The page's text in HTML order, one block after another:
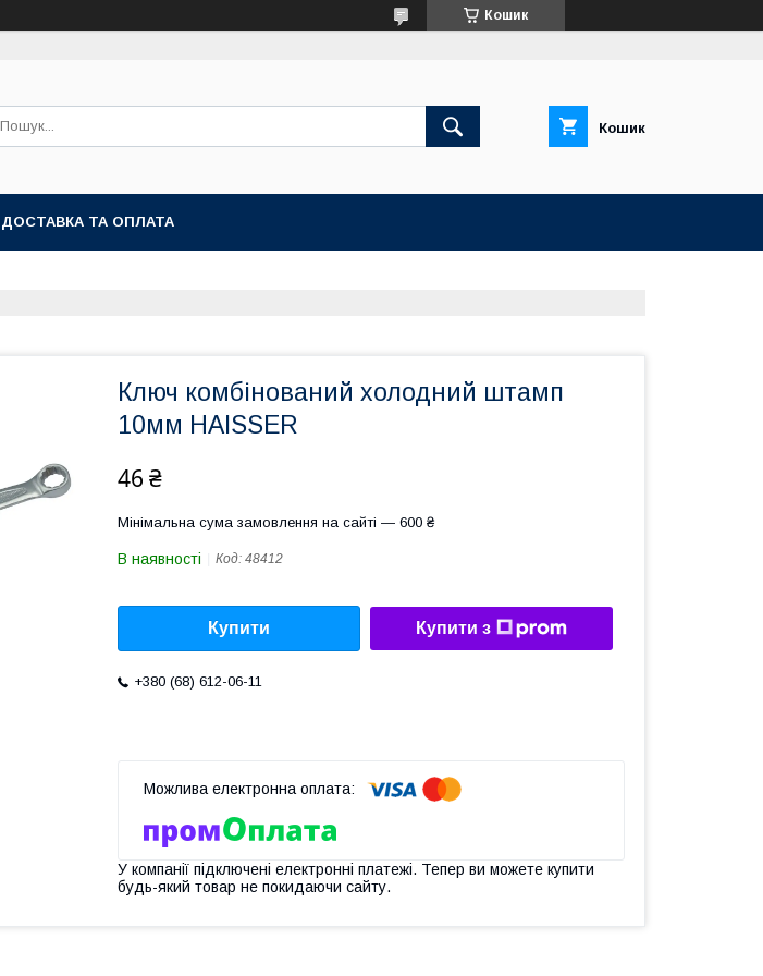
Кошик
Кошик
ДОСТАВКА ТА ОПЛАТА
Ключ комбінований холодний штамп
10мм HAISSER
46 ₴
Мінімальна сума замовлення на сайті — 600 ₴
В наявності Код: 48412
Купити Купити з
+380 (68) 612-06-11
У компанії підключені електронні платежі. Тепер ви можете купити
будь-який товар не покидаючи сайту.